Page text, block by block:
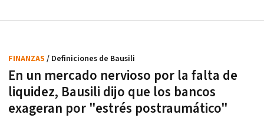
En un mercado nervioso por la falta de
liquidez, Bausili dijo que los bancos
exageran por "estrés postraumático"
FINANZAS / Definiciones de Bausili